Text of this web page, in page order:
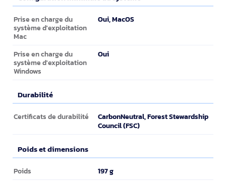
Configuration minimale du système
Prise en charge du
système d'exploitation
Mac
Oui, MacOS
Prise en charge du
système d'exploitation
Windows
Oui
Durabilité
Durabilité
Certificats de durabilité
CarbonNeutral, Forest Stewardship
Council (FSC)
Poids et dimensions
Poids et dimensions
Poids 197 g